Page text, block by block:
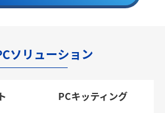
ソリューション
PCキッティング